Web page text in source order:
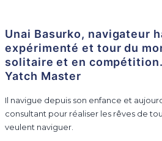
Unai Basurko, navigateur
expérimenté et tour du
solitaire et en
Yatch Master
Il navigue depuis son enfance et
consultant pour réaliser les rêves de
veulent naviguer.